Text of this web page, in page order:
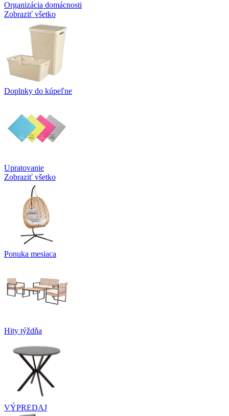
Organizácia domácnosti
Zobraziť všetko
Doplnky do kúpeľne
Upratovanie
Zobraziť všetko
Ponuka mesiaca
Hity týždňa
VÝPREDAJ